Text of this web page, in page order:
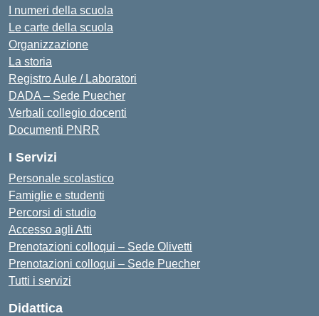
I numeri della scuola
Le carte della scuola
Organizzazione
La storia
Registro Aule / Laboratori
DADA – Sede Puecher
Verbali collegio docenti
Documenti PNRR
I Servizi
Personale scolastico
Famiglie e studenti
Percorsi di studio
Accesso agli Atti
Prenotazioni colloqui – Sede Olivetti
Prenotazioni colloqui – Sede Puecher
Tutti i servizi
Didattica